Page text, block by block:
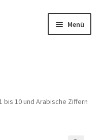
Menü
bis 10 und Arabische Ziffern